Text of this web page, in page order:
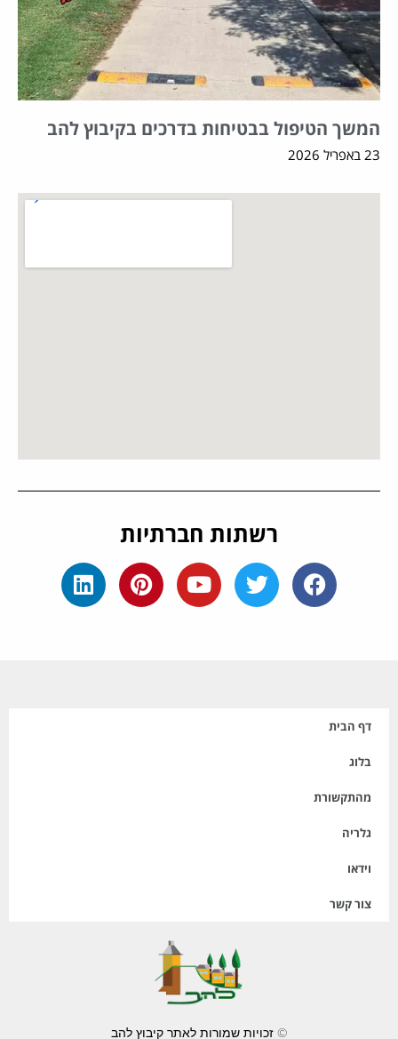
המשך הטיפול בבטיחות בדרכים בקיבוץ להב
23 באפריל 2026
רשתות חברתיות
דף הבית
בלוג
מהתקשורת
גלריה
וידאו
צור קשר
© זכויות שמורות לאתר קיבוץ להב